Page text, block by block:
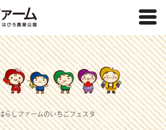
らしファームのいちごフェスタ